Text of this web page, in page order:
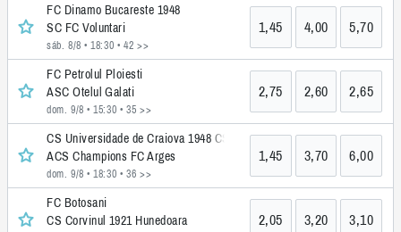
FC Dinamo Bucareste 1948
SC FC Voluntari
sáb. 8/8 • 18:30 • 42 >>
1,45 4,00 5,70
FC Petrolul Ploiesti
ASC Otelul Galati
dom. 9/8 • 15:30 • 35 >>
2,75 2,60 2,65
CS Universidade de Craiova 1948 CS
ACS Champions FC Arges
dom. 9/8 • 18:30 • 36 >>
1,45 3,70 6,00
FC Botosani
CS Corvinul 1921 Hunedoara
2,05 3,20 3,10